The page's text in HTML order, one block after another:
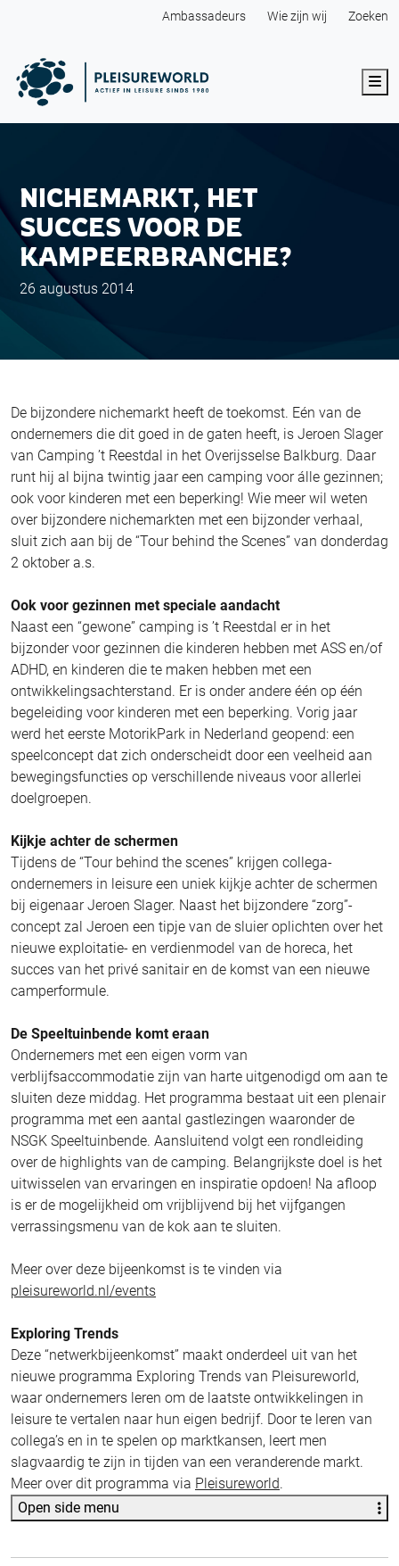
Ambassadeurs Wie zijn wij Zoeken
NICHEMARKT, HET
SUCCES VOOR DE
KAMPEERBRANCHE?
26 augustus 2014
De bijzondere nichemarkt heeft de toekomst. Eén van de
ondernemers die dit goed in de gaten heeft, is Jeroen Slager
van Camping ’t Reestdal in het Overijsselse Balkburg. Daar
runt hij al bijna twintig jaar een camping voor álle gezinnen;
ook voor kinderen met een beperking! Wie meer wil weten
over bijzondere nichemarkten met een bijzonder verhaal,
sluit zich aan bij de “Tour behind the Scenes” van donderdag
2 oktober a.s.
Ook voor gezinnen met speciale aandacht
Naast een “gewone” camping is ’t Reestdal er in het
bijzonder voor gezinnen die kinderen hebben met ASS en/of
ADHD, en kinderen die te maken hebben met een
ontwikkelingsachterstand. Er is onder andere één op één
begeleiding voor kinderen met een beperking. Vorig jaar
werd het eerste MotorikPark in Nederland geopend: een
speelconcept dat zich onderscheidt door een veelheid aan
bewegingsfuncties op verschillende niveaus voor allerlei
doelgroepen.
Kijkje achter de schermen
Tijdens de “Tour behind the scenes” krijgen collega-
ondernemers in leisure een uniek kijkje achter de schermen
bij eigenaar Jeroen Slager. Naast het bijzondere “zorg”-
concept zal Jeroen een tipje van de sluier oplichten over het
nieuwe exploitatie- en verdienmodel van de horeca, het
succes van het privé sanitair en de komst van een nieuwe
camperformule.
De Speeltuinbende komt eraan
Ondernemers met een eigen vorm van
verblijfsaccommodatie zijn van harte uitgenodigd om aan te
sluiten deze middag. Het programma bestaat uit een plenair
programma met een aantal gastlezingen waaronder de
NSGK Speeltuinbende. Aansluitend volgt een rondleiding
over de highlights van de camping. Belangrijkste doel is het
uitwisselen van ervaringen en inspiratie opdoen! Na afloop
is er de mogelijkheid om vrijblijvend bij het vijfgangen
verrassingsmenu van de kok aan te sluiten.
Meer over deze bijeenkomst is te vinden via
pleisureworld.nl/events
Exploring Trends
Deze “netwerkbijeenkomst” maakt onderdeel uit van het
nieuwe programma Exploring Trends van Pleisureworld,
waar ondernemers leren om de laatste ontwikkelingen in
leisure te vertalen naar hun eigen bedrijf. Door te leren van
collega’s en in te spelen op marktkansen, leert men
slagvaardig te zijn in tijden van een veranderende markt.
Meer over dit programma via Pleisureworld.
Open side menu